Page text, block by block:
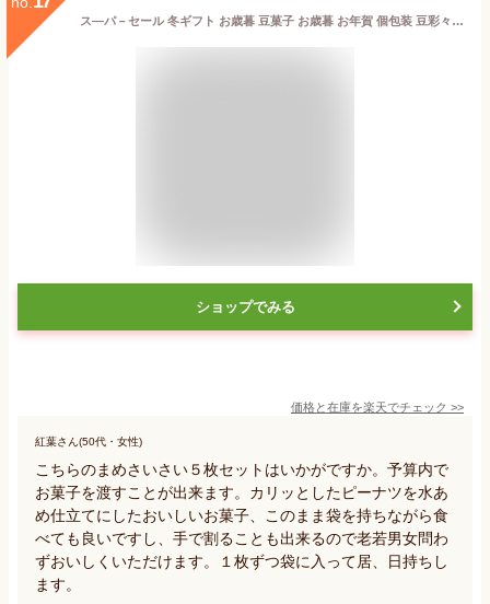
ス―パ－セール 冬ギフト お歳暮 豆菓子 お歳暮 お年賀 個包装 豆彩々 まめさいさい 5枚セット ピーナッツ 水飴 みずあめ 水アメ 駄菓子 お菓子 ギフト 可愛い かわいい 手土産 常温 日持ち お土産 おかし 和菓子 個包装 食べきりサイズ 個包装 プチギフト
ショップでみる
価格と在庫を楽天でチェック >>
紅葉さん(50代・女性)
こちらのまめさいさい５枚セットはいかがですか。予算内で
お菓子を渡すことが出来ます。カリッとしたピーナツを水あ
め仕立てにしたおいしいお菓子、このまま袋を持ちながら食
べても良いですし、手で割ることも出来るので老若男女問わ
ずおいしくいただけます。１枚ずつ袋に入って居、日持ちし
ます。